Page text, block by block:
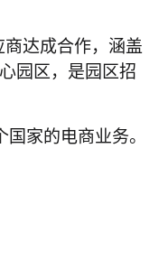
达成合作，涵盖
园区，是园区招
家的电商业务。